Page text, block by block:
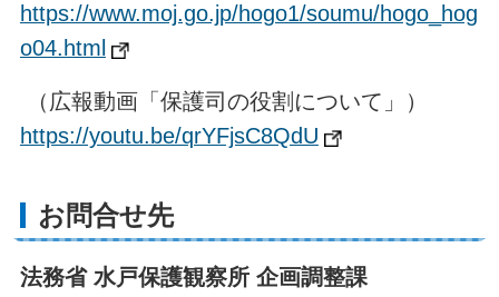
https://www.moj.go.jp/hogo1/soumu/hogo_hog
o04.html
（広報動画「保護司の役割について」）
https://youtu.be/qrYFjsC8QdU
お問合せ先
法務省 水戸保護観察所 企画調整課